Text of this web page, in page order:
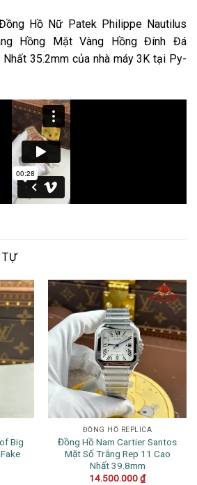
Hồ Nữ Patek Philippe Nautilus
Hồng Mặt Vàng Hồng Đính Đá
Nhất 35.2mm của nhà máy 3K tại Py-
Big
ĐỒNG HỒ REPLICA
Đồng Hồ Nam Cartier Santos
Mặt Số Trắng Rep 11 Cao
Nhất 39.8mm
14.500.000₫